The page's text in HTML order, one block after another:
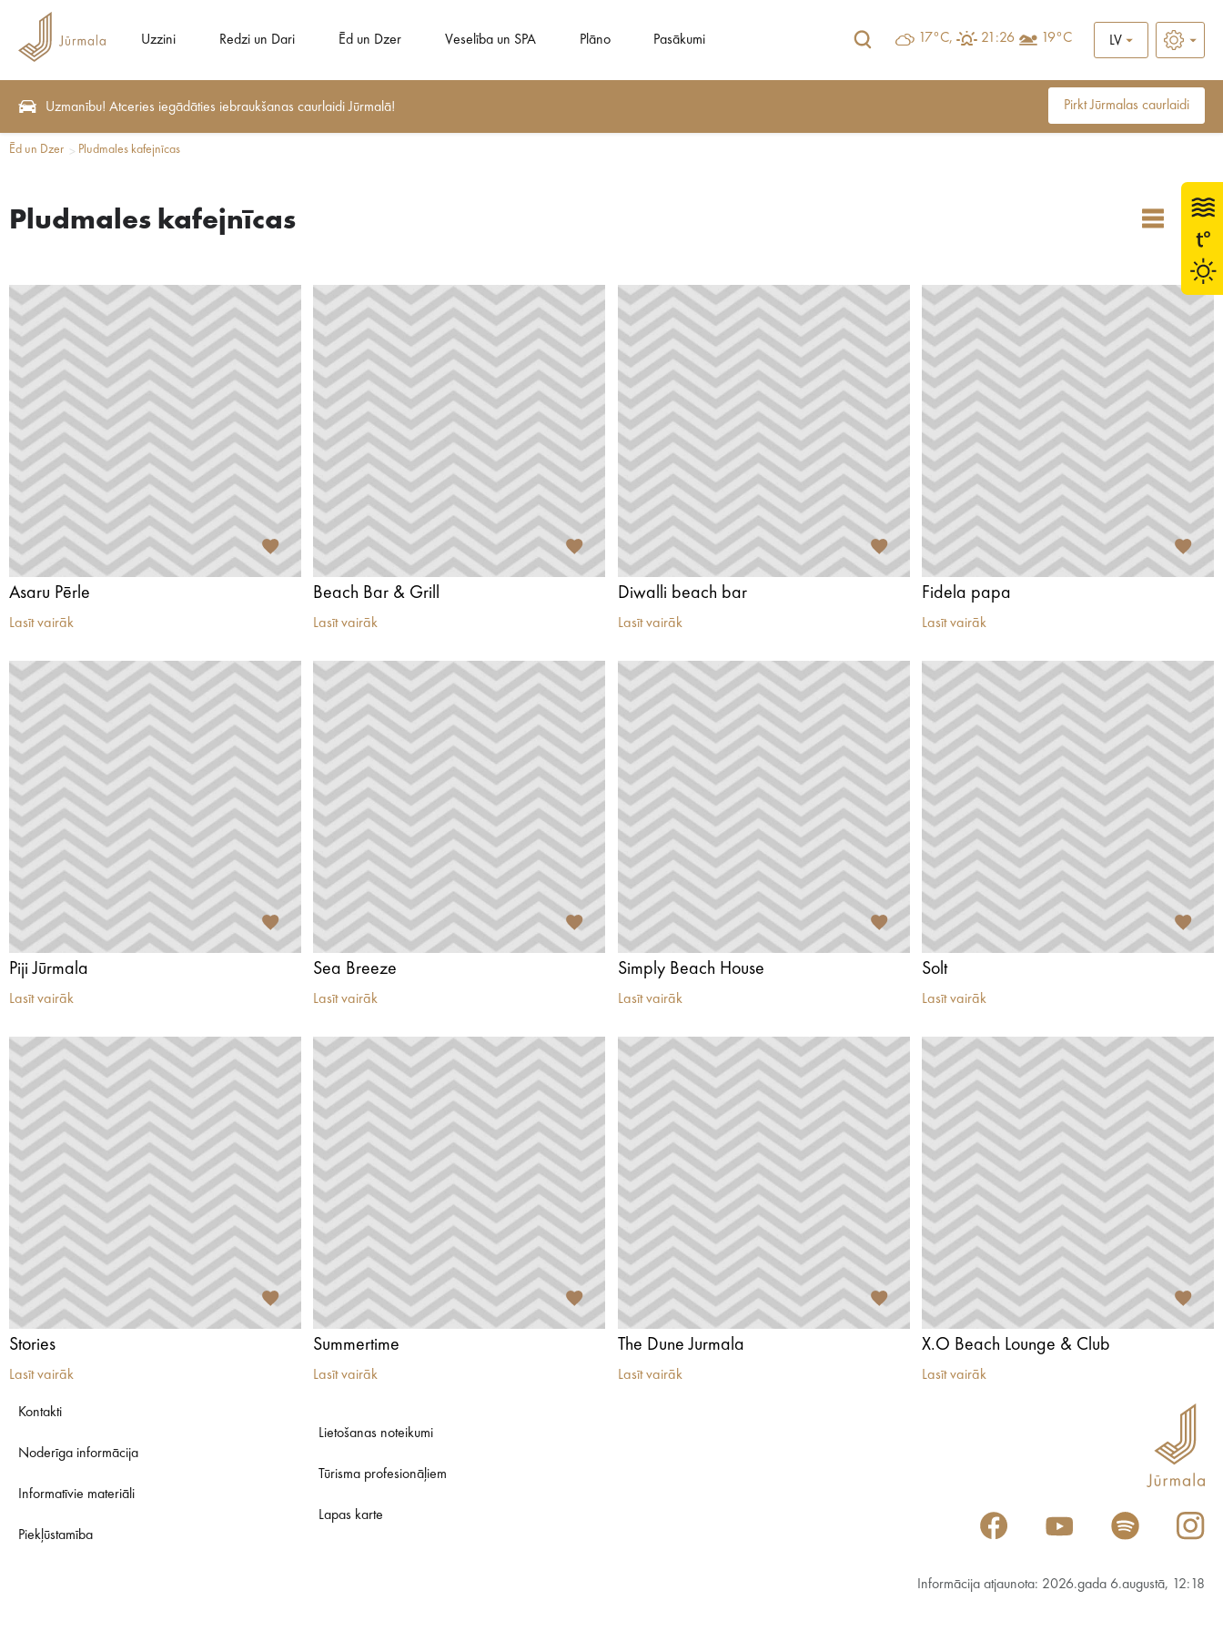
Uzzini Redzi un Dari Ēd un Dzer Veselība un SPA Plāno Pasākumi 17°C, 21:26 19°C LV
Uzmanību! Atceries iegādāties iebraukšanas caurlaidi Jūrmalā! Pirkt Jūrmalas caurlaidi
Ēd un Dzer Pludmales kafejnīcas
Pludmales kafejnīcas
Asaru Pērle
Lasīt vairāk
Beach Bar & Grill
Lasīt vairāk
Diwalli beach bar
Lasīt vairāk
Fidela papa
Lasīt vairāk
Piji Jūrmala
Lasīt vairāk
Sea Breeze
Lasīt vairāk
Simply Beach House
Lasīt vairāk
Solt
Lasīt vairāk
Stories
Lasīt vairāk
Summertime
Lasīt vairāk
The Dune Jurmala
Lasīt vairāk
X.O Beach Lounge & Club
Lasīt vairāk
Kontakti
Noderīga informācija
Informatīvie materiāli
Piekļūstamība
Lietošanas noteikumi
Tūrisma profesionāļiem
Lapas karte
Informācija atjaunota: 2026.gada 6.augustā, 12:18